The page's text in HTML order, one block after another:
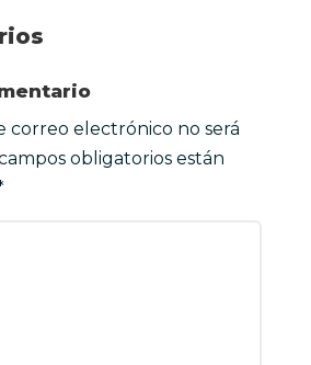
correo electrónico no será
obligatorios están